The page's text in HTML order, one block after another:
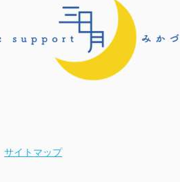
サイトマップ